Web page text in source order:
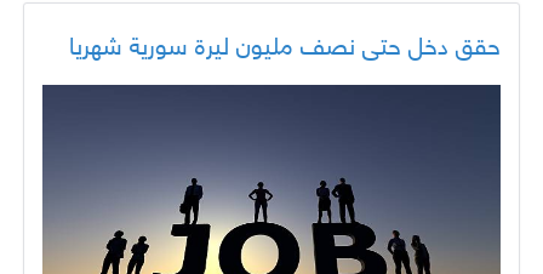
حقق دخل حتى نصف مليون ليرة سورية شهريا